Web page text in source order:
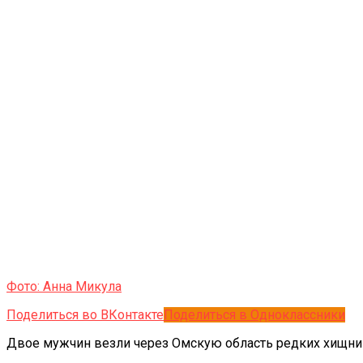
Фото: Анна Микула
Поделиться во ВКонтактеПоделиться в Одноклассники
Двое мужчин везли через Омскую область редких